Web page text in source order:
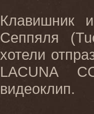
Клавишник
Сеппяля (
хотели
LACUNA
видеоклип.